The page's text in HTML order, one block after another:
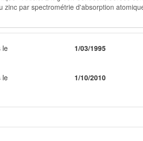
le 1/03/1995
le 1/10/2010